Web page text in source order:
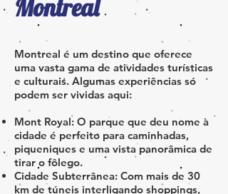
Montreal
Montreal é um destino que oferece
uma vasta gama de atividades turísticas
e culturais. Algumas experiências só
podem ser vividas aqui:
Mont Royal: O parque que deu nome à
cidade é perfeito para caminhadas,
piqueniques e uma vista panorâmica de
tirar o fôlego.
Cidade Subterrânea: Com mais de 30
km de túneis interligando shoppings,